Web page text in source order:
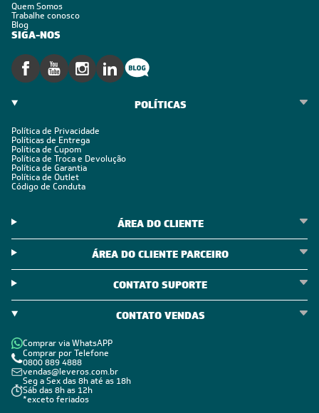
Quem Somos
Trabalhe conosco
Blog
SIGA-NOS
POLÍTICAS
Política de Privacidade
Políticas de Entrega
Política de Cupom
Política de Troca e Devolução
Política de Garantia
Política de Outlet
Código de Conduta
ÁREA DO CLIENTE
ÁREA DO CLIENTE PARCEIRO
CONTATO SUPORTE
CONTATO VENDAS
Comprar via WhatsAPP
Comprar por Telefone
0800 889 4888
vendas@leveros.com.br
Seg a Sex das 8h até as 18h
Sáb das 8h as 12h
*exceto feriados